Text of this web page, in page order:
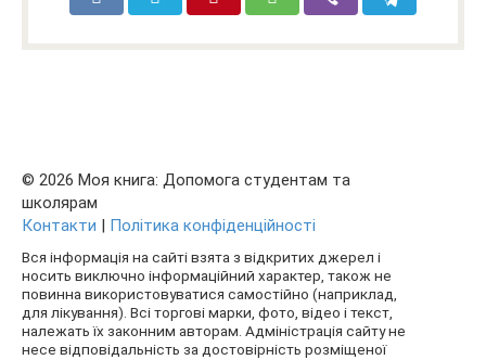
© 2026 Моя книга: Допомога студентам та
школярам
Контакти | Політика конфіденційності
Вся інформація на сайті взята з відкритих джерел і
носить виключно інформаційний характер, також не
повинна використовуватися самостійно (наприклад,
для лікування). Всі торгові марки, фото, відео і текст,
належать їх законним авторам. Адміністрація сайту не
несе відповідальність за достовірність розміщеної